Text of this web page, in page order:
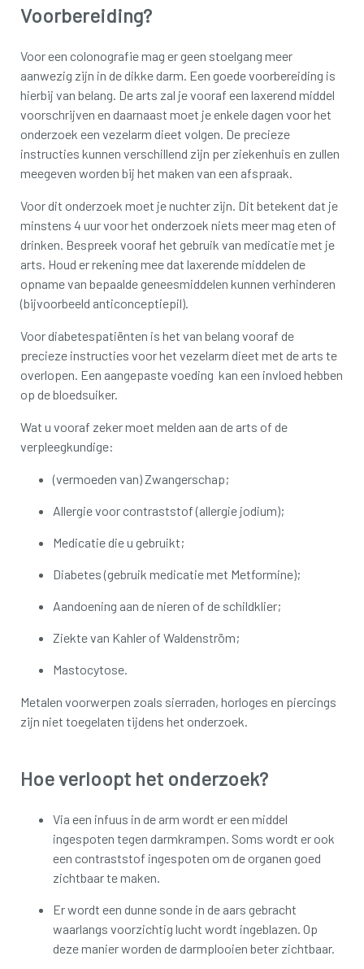
Voorbereiding?
Voor een colonografie mag er geen stoelgang meer
aanwezig zijn in de dikke darm. Een goede voorbereiding is
hierbij van belang. De arts zal je vooraf een laxerend middel
voorschrijven en daarnaast moet je enkele dagen voor het
onderzoek een vezelarm dieet volgen. De precieze
instructies kunnen verschillend zijn per ziekenhuis en zullen
meegeven worden bij het maken van een afspraak.
Voor dit onderzoek moet je nuchter zijn. Dit betekent dat je
minstens 4 uur voor het onderzoek niets meer mag eten of
drinken. Bespreek vooraf het gebruik van medicatie met je
arts. Houd er rekening mee dat laxerende middelen de
opname van bepaalde geneesmiddelen kunnen verhinderen
(bijvoorbeeld anticonceptiepil).
Voor diabetespatiënten is het van belang vooraf de
precieze instructies voor het vezelarm dieet met de arts te
overlopen. Een aangepaste voeding kan een invloed hebben
op de bloedsuiker.
Wat u vooraf zeker moet melden aan de arts of de
verpleegkundige:
(vermoeden van) Zwangerschap;
Allergie voor contraststof (allergie jodium);
Medicatie die u gebruikt;
Diabetes (gebruik medicatie met Metformine);
Aandoening aan de nieren of de schildklier;
Ziekte van Kahler of Waldenström;
Mastocytose.
Metalen voorwerpen zoals sierraden, horloges en piercings
zijn niet toegelaten tijdens het onderzoek.
Hoe verloopt het onderzoek?
Via een infuus in de arm wordt er een middel
ingespoten tegen darmkrampen. Soms wordt er ook
een contraststof ingespoten om de organen goed
zichtbaar te maken.
Er wordt een dunne sonde in de aars gebracht
waarlangs voorzichtig lucht wordt ingeblazen. Op
deze manier worden de darmplooien beter zichtbaar.